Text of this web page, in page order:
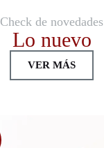
Check de novedades
Lo nuevo
VER MÁS